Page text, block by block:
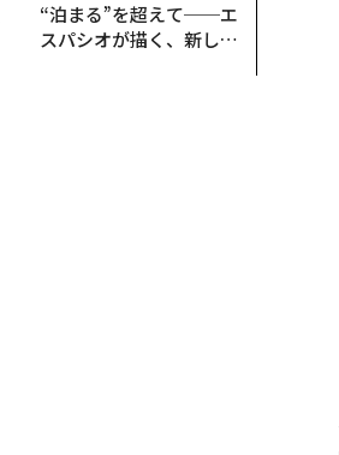
“泊まる”を超えて──エ
スパシオが描く、新しい